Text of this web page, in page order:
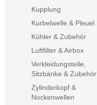
Kupplung
Kurbelwelle & Pleuel
Kühler & Zubehör
Luftfilter & Airbox
Verkleidungsteile,
Sitzbänke & Zubehör
Zylinderkopf &
Nockenwellen